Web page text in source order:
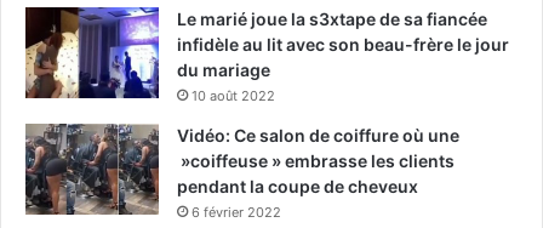
Le marié joue la s3xtape de sa fiancée
infidèle au lit avec son beau-frère le jour
du mariage
10 août 2022
Vidéo: Ce salon de coiffure où une
»coiffeuse » embrasse les clients
pendant la coupe de cheveux
6 février 2022